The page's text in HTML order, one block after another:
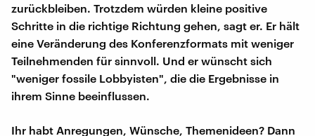
zurückbleiben. Trotzdem würden kleine positive
Schritte in die richtige Richtung gehen, sagt er. Er hält
eine Veränderung des Konferenzformats mit weniger
Teilnehmenden für sinnvoll. Und er wünscht sich
"weniger fossile Lobbyisten", die die Ergebnisse in
ihrem Sinne beeinflussen.
Ihr habt Anregungen, Wünsche, Themenideen? Dann